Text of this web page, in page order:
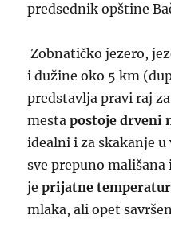
predsednik opštine
Zobnatičko jezero,
i dužine oko 5 km
predstavlja pravi raj
mestapostoje drveni
idealni i za skakanje u
sve prepuno
jeprijatne
mlaka, ali opet